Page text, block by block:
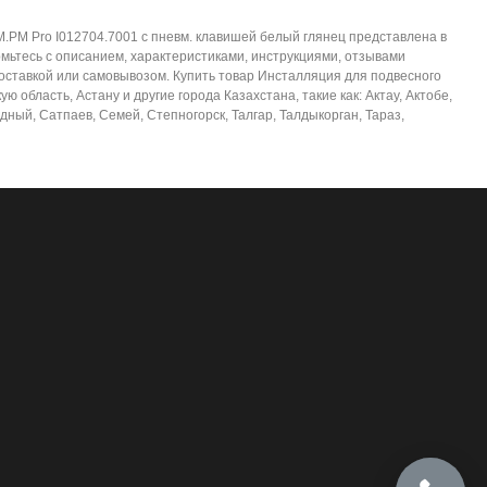
Pro I012704.7001 с пневм. клавишей белый глянец представлена в
с описанием, характеристиками, инструкциями, отзывами
или самовывозом. Купить товар Инсталляция для подвесного
Астану и другие города Казахстана, такие как: Актау, Актобе,
Сатпаев, Семей, Степногорск, Талгар, Талдыкорган, Тараз,